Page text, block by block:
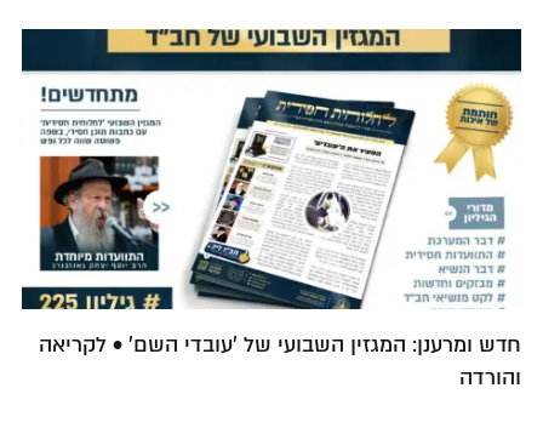
חדש ומרענן: המגזין השבועי של 'עובדי השם' • לקריאה
והורדה